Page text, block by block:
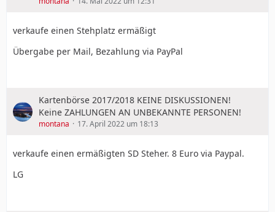
verkaufe einen Stehplatz ermäßigt
Übergabe per Mail, Bezahlung via PayPal
Kartenbörse 2017/2018 KEINE DISKUSSIONEN!
Keine ZAHLUNGEN AN UNBEKANNTE PERSONEN!
montana 17. April 2022 um 18:13
verkaufe einen ermäßigten SD Steher. 8 Euro via Paypal.
LG